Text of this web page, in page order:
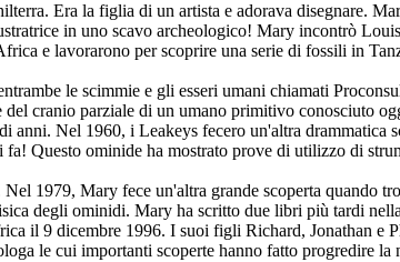
Era la figlia di un artista e adorava disegnare.
in uno scavo archeologico! Mary incontrò
e lavorarono per scoprire una serie di fossili in
le scimmie e gli esseri umani chiamati
cranio parziale di un umano primitivo conosciuto
anni. Nel 1960, i Leakeys fecero un'altra drammatica
Questo ominide ha mostrato prove di utilizzo di
1979, Mary fece un'altra grande scoperta quando
degli ominidi. Mary ha scritto due libri più tardi
il 9 dicembre 1996. I suoi figli Richard, Jonathan e
le cui importanti scoperte hanno fatto progredire la